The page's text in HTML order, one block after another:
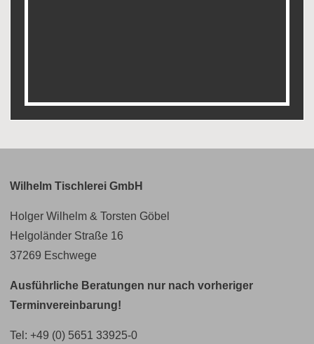
Wilhelm Tischlerei GmbH
Holger Wilhelm & Torsten Göbel
Helgoländer Straße 16
37269 Eschwege
Ausführliche Beratungen nur nach vorheriger
Terminvereinbarung!
Tel: +49 (0) 5651 33925-0